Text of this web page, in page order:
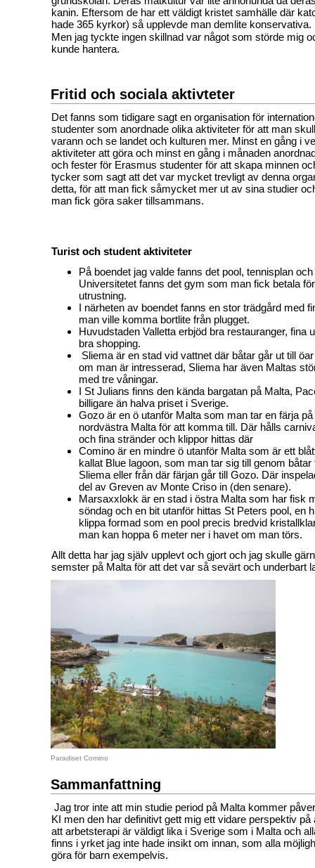
kanin. Eftersom de har ett väldigt kristet samhälle där
hade 365 kyrkor) så upplevde man demlite konservativa.
Men jag tyckte ingen skillnad var något som störde mig
kunde hantera.
Fritid och sociala aktivteter
Det fanns som tidigare sagt en organisation för
studenter som anordnade olika aktiviteter för att man
varann och se landet och kulturen mer. Minst en gång i
aktiviteter att göra och minst en gång i månaden
och fester för Erasmus studenter för att skapa minnen
tycker som sagt att det var mycket trevligt av denna
detta, för att man fick såmycket mer ut av sina studier
man fick göra saker tillsammans.
Turist och student aktiviteter
På boendet jag valde fanns det pool, tennisplan
Universitetet fanns det gym som man fick betala
utrustning.
I närheten av boendet fanns en stor trädgård med
man ville komma bortlite från plugget.
Huvudstaden Valletta erbjöd bra restauranger, fina
bra shopping.
Sliema är en stad vid vattnet där båtar går ut till
om man är intresserad, Sliema har även Maltas
med tre våningar.
I St Julians finns den kända bargatan på Malta,
billigare än halva priset i Sverige.
Gozo är en ö utanför Malta som man tar en färja
nordvästra Malta för att komma till. Där hålls
och fina stränder och klippor hittas där
Comino är en mindre ö utanför Malta som är ett
kallat Blue lagoon, som man tar sig till genom båtar
Sliema eller från där färjan går till Gozo. Där
del av Greven av Monte Criso in (den senare).
Marsaxxlokk är en stad i östra Malta som har fisk
söndag och en bit utanför hittas St Peters pool, en
klippa formad som en pool precis bredvid
man kan hoppa 6 meter ner i havet om man törs.
Allt detta har jag själv upplevt och gjort och jag skulle
semster på Malta för att det var så sevärt och underbart
Paradiset Comino
Sammanfattning
Jag tror inte att min studie period på Malta kommer
KI men den har definitivt gett mig ett vidare perspektiv på
att arbetsterapi är väldigt lika i Sverige som i Malta och
finns i yrket jag inte hade insikt om innan, som alla
göra för barn exempelvis.